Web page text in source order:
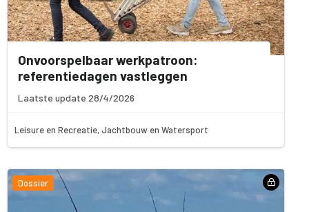
Onvoorspelbaar werkpatroon:
referentiedagen vastleggen
Laatste update 28/4/2026
Leisure en Recreatie, Jachtbouw en Watersport
Dossier